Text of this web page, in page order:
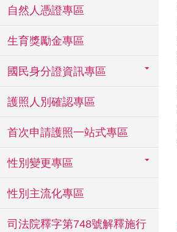
自然人憑證專區
生育獎勵金專區
國民身分證資訊專區
護照人別確認專區
首次申請護照一站式專區
性別變更專區
性別主流化專區
司法院釋字第748號解釋施行